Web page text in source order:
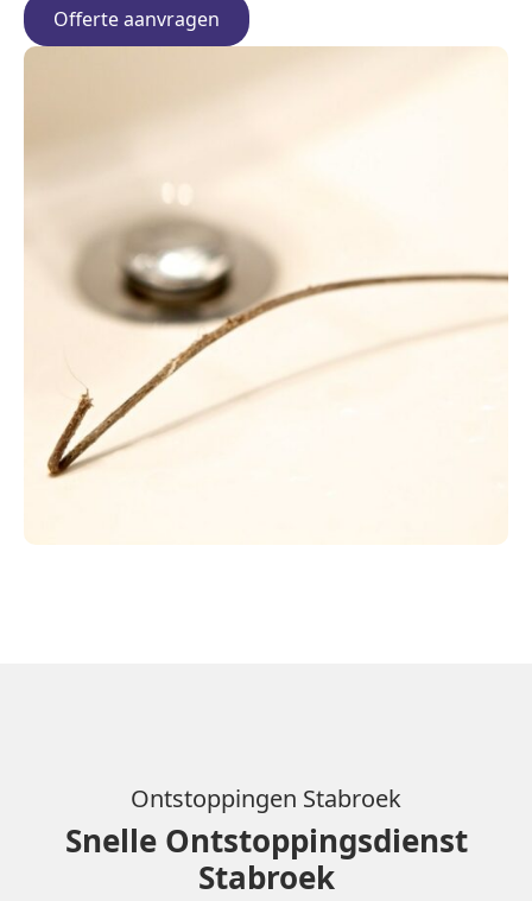
Offerte aanvragen
Ontstoppingen Stabroek
Snelle Ontstoppingsdienst
Stabroek